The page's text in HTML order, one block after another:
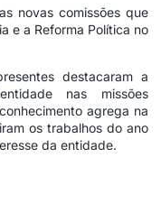
novas comissões que
e a Reforma Política no
destacaram a
nas missões
agrega na
os trabalhos do ano
da entidade.